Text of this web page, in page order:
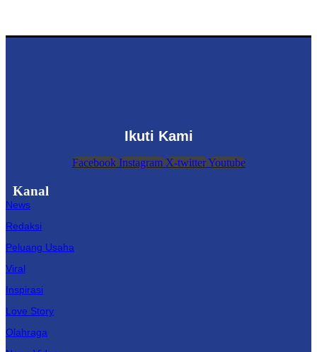
Ikuti Kami
Facebook Instagram X-twitterYoutube
Kanal
News
Redaksi
Peluang Usaha
Viral
Inspirasi
Love Story
Olahraga